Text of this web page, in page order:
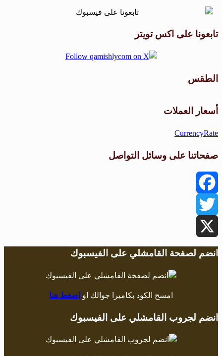
تابعونا على اكس تويتر
الطقس
أسعار العملات
CurrencyRate
صفحاتنا على وسائل التواصل
Facebook
Twitter
X
انضم لصفحة القامشلي على الفيسبوك
امسح الكود بكاميرا جوالك او اضغط هنا
انضم لجروب القامشلي على الفيسبوك